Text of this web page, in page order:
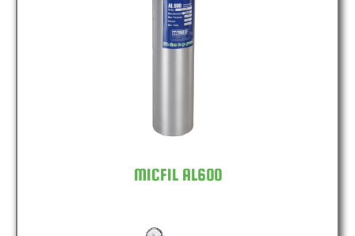
MICFIL AL600
MICFIL AL600